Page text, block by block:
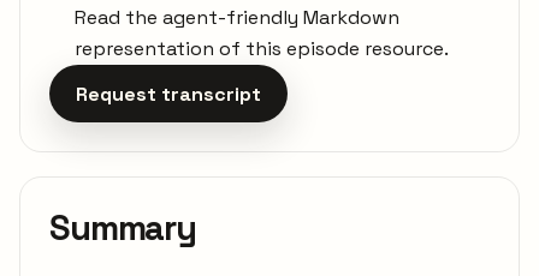
Read the agent-friendly Markdown
representation of this episode resource.
Request transcript
Summary